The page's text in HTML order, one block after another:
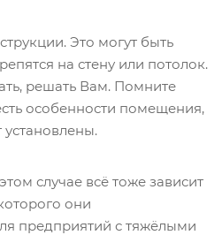
Это могут быть
на стену или потолок.
решать Вам. Помните
особенности помещения,
случае всё тоже зависит
они
предприятий с тяжёлыми